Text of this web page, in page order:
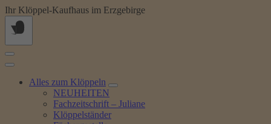
Springe
zum
Inhalt
Ihr Klöppel-Kaufhaus im Erzgebirge
Alles zum Klöppeln
NEUHEITEN
Fachzeitschrift – Juliane
Klöppelständer